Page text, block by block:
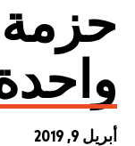
أبريل 9, 2019